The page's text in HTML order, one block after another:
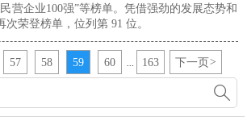
民营企业100强”等榜单。凭借强劲的发展态势和
荣登榜单，位列第 91 位。
57 58 59 60 163 下一页>
